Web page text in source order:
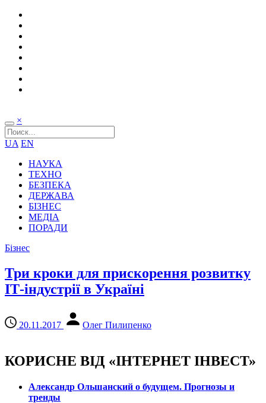
×
UA EN
НАУКА
ТЕХНО
БЕЗПЕКА
ДЕРЖАВА
БІЗНЕС
МЕДІА
ПОРАДИ
Бізнес
Три кроки для прискорення розвитку
ІТ-індустрії в Україні
20.11.2017 Олег Пилипенко
КОРИСНЕ ВІД «ІНТЕРНЕТ ІНВЕСТ»
Александр Ольшанский о будущем. Прогнозы и
тренды